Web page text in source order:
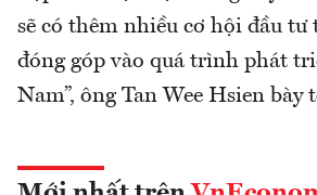
sẽ có thêm nhiều cơ hội đầu tư
đóng góp vào quá trình phát
Nam”, ông Tan Wee Hsien bày